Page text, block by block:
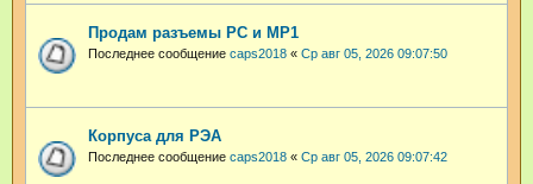
Продам разъемы РС и МР1
Последнее сообщение caps2018 « Ср авг 05, 2026 09:07:50
Корпуса для РЭА
Последнее сообщение caps2018 « Ср авг 05, 2026 09:07:42